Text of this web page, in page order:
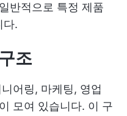
반적으로 특정 제품
다.
조
어링, 마케팅, 영업
모여 있습니다. 이 구